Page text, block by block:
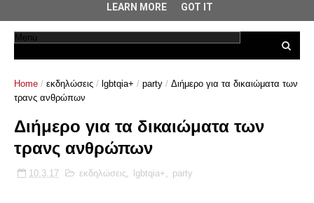
Home / εκδηλώσεις / lgbtqia+ / party / Διήμερο για τα δικαιώματα των
τρανς ανθρώπων
Διήμερο για τα δικαιώματα των
τρανς ανθρώπων
10.3.17 εκδηλώσεις, lgbtqia+, party
LEARN MORE GOT IT